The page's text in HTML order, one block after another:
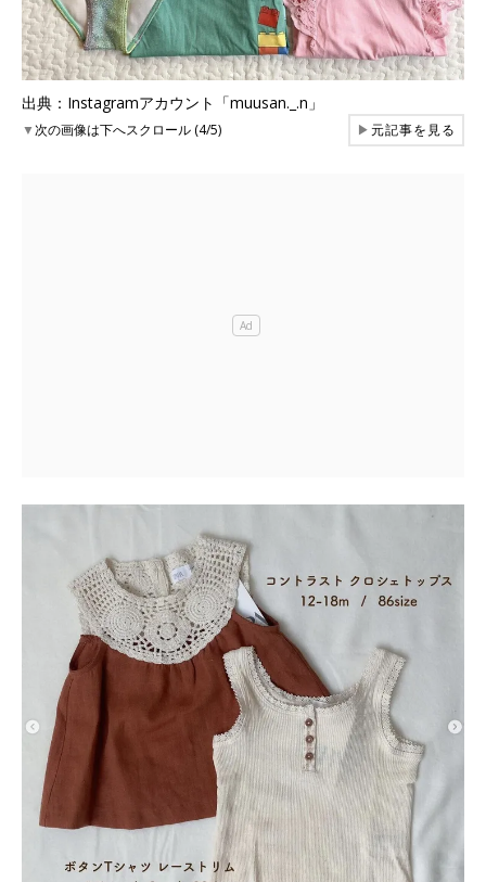
出典：Instagramアカウント「muusan._.n」
▼次の画像は下へスクロール (4/5) ▶元記事を見る